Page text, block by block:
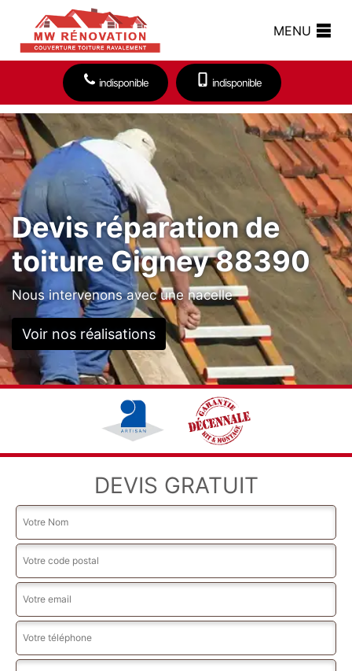
MENU
indisponible indisponible
Devis réparation de
toiture Gigney 88390
Nous intervenons avec une nacelle
Voir nos réalisations
DEVIS GRATUIT